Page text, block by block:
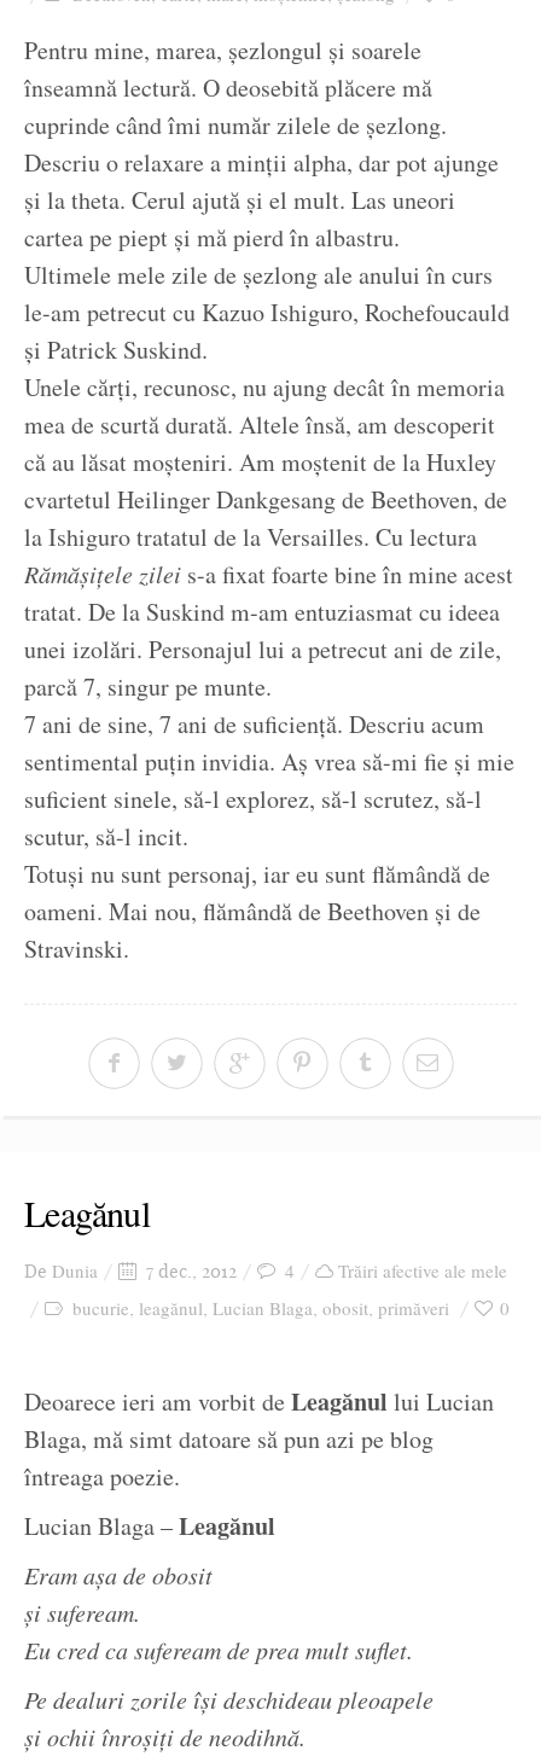
Pentru mine, marea, șezlongul și soarele
înseamnă lectură. O deosebită plăcere mă
cuprinde când îmi număr zilele de șezlong.
Descriu o relaxare a minții alpha, dar pot ajunge
și la theta. Cerul ajută și el mult. Las uneori
cartea pe piept și mă pierd în albastru.
Ultimele mele zile de șezlong ale anului în curs
le-am petrecut cu Kazuo Ishiguro, Rochefoucauld
și Patrick Suskind.
Unele cărți, recunosc, nu ajung decât în memoria
mea de scurtă durată. Altele însă, am descoperit
că au lăsat moșteniri. Am moștenit de la Huxley
cvartetul Heilinger Dankgesang de Beethoven, de
la Ishiguro tratatul de la Versailles. Cu lectura
Rămășițele zilei s-a fixat foarte bine în mine acest
tratat. De la Suskind m-am entuziasmat cu ideea
unei izolări. Personajul lui a petrecut ani de zile,
parcă 7, singur pe munte.
7 ani de sine, 7 ani de suficiență. Descriu acum
sentimental puțin invidia. Aș vrea să-mi fie și mie
suficient sinele, să-l explorez, să-l scrutez, să-l
scutur, să-l incit.
Totuși nu sunt personaj, iar eu sunt flămândă de
oameni. Mai nou, flămândă de Beethoven și de
Stravinski.
Leagănul
De Dunia 7 dec., 2012 4
Trăiri afective ale mele
bucurie, leagănul, Lucian Blaga, obosit, primăveri 0
Deoarece ieri am vorbit de Leagănul lui Lucian
Blaga, mă simt datoare să pun azi pe blog
întreaga poezie.
Lucian Blaga –Leagănul
Eram așa de obosit
și sufeream.
Eu cred ca sufeream de prea mult suflet.
Pe dealuri zorile își deschideau pleoapele
și ochii înroșiți de neodihnă.